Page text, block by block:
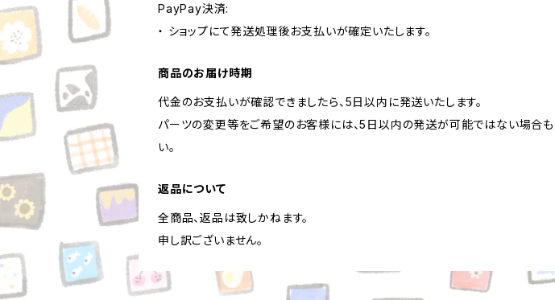
PayPay決済:
・ ショップにて発送処理後お支払いが確定いたします。
商品のお届け時期
代金のお支払いが確認できましたら、5日以内に発送いたします。
パーツの変更等をご希望のお客様には、5日以内の発送が可能ではない場合も
い。
返品について
全商品、返品は致しかねます。
申し訳ございません。